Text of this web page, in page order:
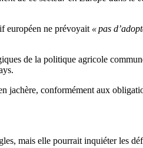
européen ne prévoyait « pas
de la politique agricole
jachère, conformément aux
mais elle pourrait inquiéter les